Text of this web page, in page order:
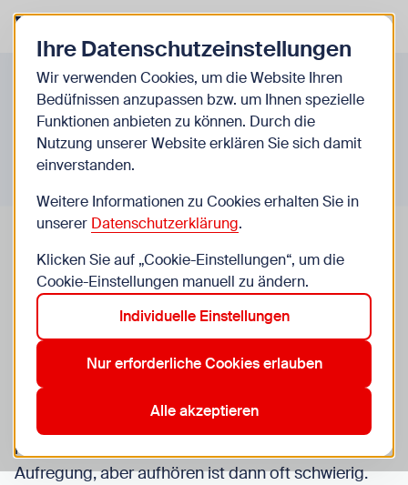
Zurück zur Startseite Zum
Infos A-Z
Nikotin - Zigaretten, Vapes,
Snus und Co
Viele Jugendliche rauchen, weil sie das Gefühl
haben, dass es sie entspannt oder beruhigt, andere
können sich durch das Rauchen besser
konzentrieren, es hilft manchen bei Nervosität und
Aufregung, aber aufhören ist dann oft schwierig.
Ihre Datenschutzeinstellungen
Wir verwenden Cookies, um die Website Ihren
Bedüfnissen anzupassen bzw. um Ihnen spezielle
Funktionen anbieten zu können. Durch die
Nutzung unserer Website erklären Sie sich damit
einverstanden.
Weitere Informationen zu Cookies erhalten Sie in
unserer Datenschutzerklärung.
Klicken Sie auf „Cookie-Einstellungen“, um die
Cookie-Einstellungen manuell zu ändern.
Individuelle Einstellungen
Nur erforderliche Cookies erlauben
Alle akzeptieren